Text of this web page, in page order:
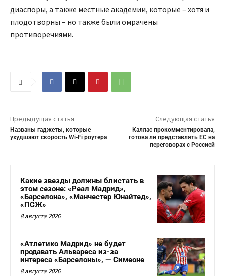
диаспоры, а также местные академии, которые – хотя и
плодотворны – но также были омрачены
противоречиями.
Предыдущая статья
Названы гаджеты, которые
ухудшают скорость Wi-Fi роутера
Следующая статья
Каллас прокомментировала,
готова ли представлять ЕС на
переговорах с Россией
Какие звезды должны блистать в
этом сезоне: «Реал Мадрид»,
«Барселона», «Манчестер Юнайтед»,
«ПСЖ»
8 августа 2026
«Атлетико Мадрид» не будет
продавать Альвареса из-за
интереса «Барселоны», — Симеоне
8 августа 2026